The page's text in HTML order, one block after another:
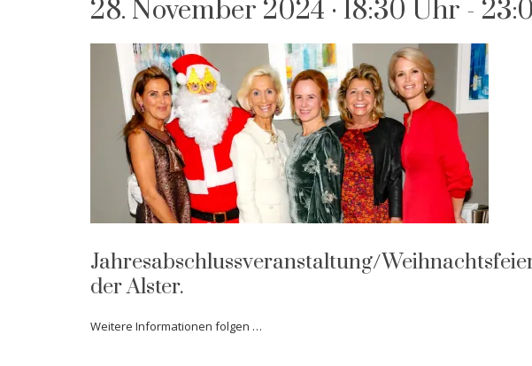
28. November 2024 · 18:30 Uhr -
Jahresabschlussveranstaltung/
der Alster.
Weitere Informationen folgen …